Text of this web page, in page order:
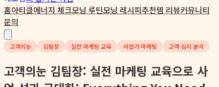
홈아티클에너지 체크모닝 루틴모닝 레시피추천템 리뷰커뮤니티
문의
고객의눈 김팀장 실전 마케팅 교육 사업가 마케팅 고객 심리 분석
고객의눈 김팀장: 실전 마케팅 교육으로 사